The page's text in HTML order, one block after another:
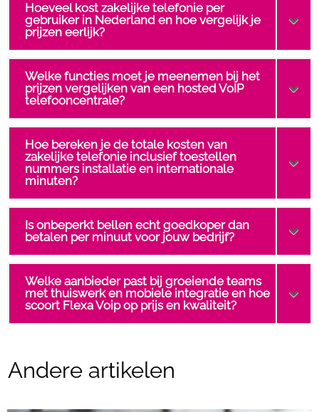
Hoeveel kost zakelijke telefonie per
gebruiker in Nederland en hoe vergelijk je
prijzen eerlijk?
Welke functies moet je meenemen bij het
prijzen vergelijken van een hosted VoIP
telefooncentrale?
Hoe bereken je de totale kosten van
zakelijke telefonie inclusief toestellen
nummers installatie en internationale
minuten?
Is onbeperkt bellen echt goedkoper dan
betalen per minuut voor jouw bedrijf?
Welke aanbieder past bij groeiende teams
met thuiswerk en mobiele integratie en hoe
scoort Flexa Voip op prijs en kwaliteit?
Andere artikelen